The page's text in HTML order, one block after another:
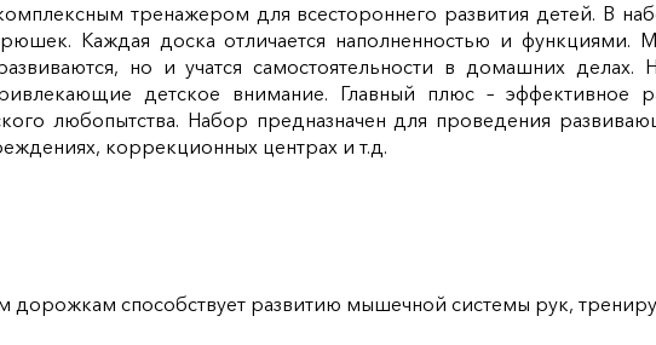
тренажером для всестороннего развития детей. В
Каждая доска отличается наполненностью и функциями.
но и учатся самостоятельности в домашних делах.
детское внимание. Главный плюс – эффективное
любопытства. Набор предназначен для проведения
коррекционных центрах и т.д.
способствует развитию мышечной системы рук,